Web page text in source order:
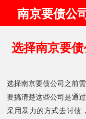
南京要债公
选择南京要
选择南京要债公司之前
要搞清楚这些公司是通
采用暴力的方式去讨债